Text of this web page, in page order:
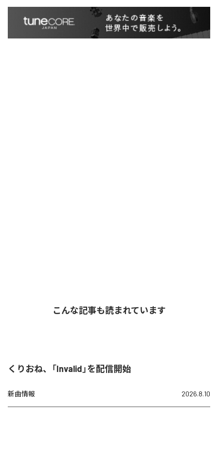
こんな記事も読まれています
くりおね、「Invalid」を配信開始
新曲情報 2026.8.10